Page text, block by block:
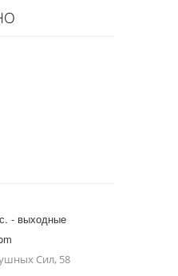
- выходные
Сил, 58